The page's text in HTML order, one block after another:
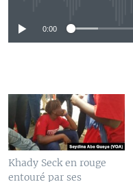
0:00
Khady Seck en rouge
entouré par ses